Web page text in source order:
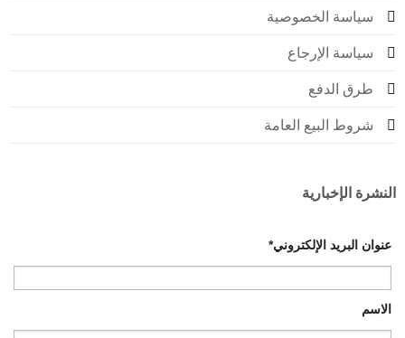
الخصوصية
الإرجاع
الدفع
البيع العامة
الإخبارية
البريد الإلكتروني*